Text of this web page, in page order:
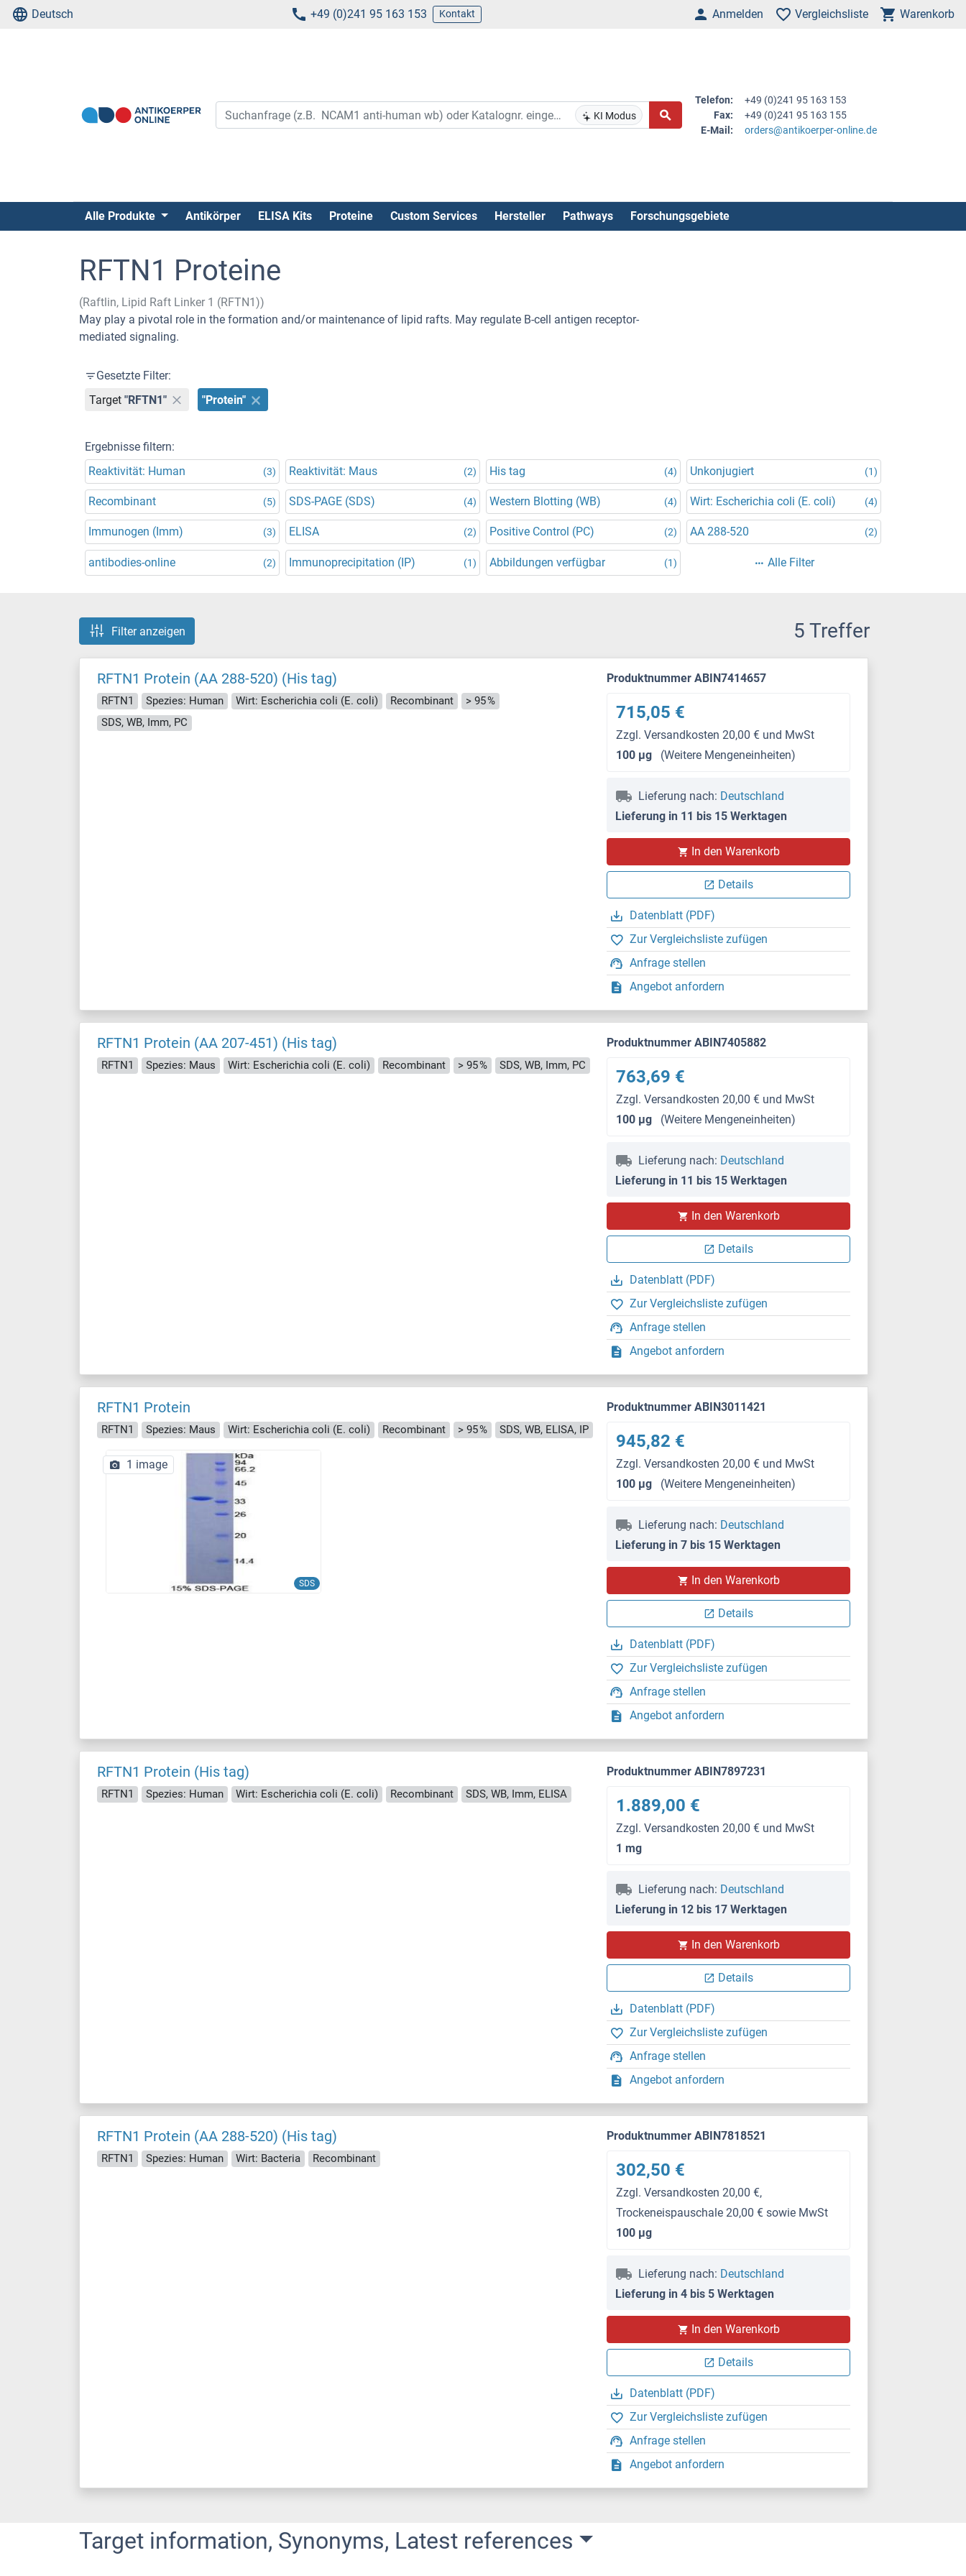
Deutsch +49 (0)241 95 163 153 Kontakt Anmelden Vergleichsliste Warenkorb
KI Modus
Telefon:
+49 (0)241 95 163 153
Fax:
+49 (0)241 95 163 155
E-Mail:
orders@antikoerper-online.de
Alle Produkte Antikörper ELISA Kits Proteine Custom Services Hersteller Pathways Forschungsgebiete
RFTN1 Proteine
(Raftlin, Lipid Raft Linker 1 (RFTN1))
May play a pivotal role in the formation and/or maintenance of lipid rafts. May regulate B-cell antigen receptor-
mediated signaling.
Gesetzte Filter:
Target "RFTN1" "Protein"
Ergebnisse filtern:
Reaktivität: Human
(3) Reaktivität: Maus (2) His tag (4) Unkonjugiert (1)
Recombinant (5) SDS-PAGE (SDS) (4) Western Blotting (WB) (4) Wirt: Escherichia coli (E. coli) (4)
Immunogen (Imm) (3) ELISA (2) Positive Control (PC) (2) AA 288-520 (2)
antibodies-online (2) Immunoprecipitation (IP) (1) Abbildungen verfügbar (1) Alle Filter
Filter anzeigen 5 Treffer
RFTN1 Protein (AA 288-520) (His tag)
RFTN1 Spezies: Human Wirt: Escherichia coli (E. coli) Recombinant
> 95 %
SDS, WB, Imm, PC
Produktnummer ABIN7414657
715,05 €
Zzgl. Versandkosten 20,00 € und MwSt
100 μg
(Weitere Mengeneinheiten)
Lieferung nach: Deutschland
Lieferung in 11 bis 15 Werktagen
In den Warenkorb
Details
Datenblatt (PDF)
Zur Vergleichsliste zufügen
Anfrage stellen
Angebot anfordern
RFTN1 Protein (AA 207-451) (His tag)
RFTN1 Spezies: Maus Wirt: Escherichia coli (E. coli) Recombinant > 95 % SDS, WB, Imm, PC
Produktnummer ABIN7405882
763,69 €
Zzgl. Versandkosten 20,00 € und MwSt
100 μg
(Weitere Mengeneinheiten)
Lieferung nach: Deutschland
Lieferung in 11 bis 15 Werktagen
In den Warenkorb
Details
Datenblatt (PDF)
Zur Vergleichsliste zufügen
Anfrage stellen
Angebot anfordern
RFTN1 Protein
RFTN1 Spezies: Maus Wirt: Escherichia coli (E. coli) Recombinant > 95 % SDS, WB, ELISA, IP
SDS
1 image
Produktnummer ABIN3011421
945,82 €
Zzgl. Versandkosten 20,00 € und MwSt
100 μg
(Weitere Mengeneinheiten)
Lieferung nach: Deutschland
Lieferung in 7 bis 15 Werktagen
In den Warenkorb
Details
Datenblatt (PDF)
Zur Vergleichsliste zufügen
Anfrage stellen
Angebot anfordern
RFTN1 Protein (His tag)
RFTN1 Spezies: Human Wirt: Escherichia coli (E. coli) Recombinant SDS, WB, Imm, ELISA
Produktnummer ABIN7897231
1.889,00 €
Zzgl. Versandkosten 20,00 € und MwSt
1 mg
Lieferung nach: Deutschland
Lieferung in 12 bis 17 Werktagen
In den Warenkorb
Details
Datenblatt (PDF)
Zur Vergleichsliste zufügen
Anfrage stellen
Angebot anfordern
RFTN1 Protein (AA 288-520) (His tag)
RFTN1 Spezies: Human Wirt: Bacteria Recombinant
Produktnummer ABIN7818521
302,50 €
Zzgl. Versandkosten 20,00 €,
Trockeneispauschale 20,00 € sowie MwSt
100 μg
Lieferung nach: Deutschland
Lieferung in 4 bis 5 Werktagen
In den Warenkorb
Details
Datenblatt (PDF)
Zur Vergleichsliste zufügen
Anfrage stellen
Angebot anfordern
Target information, Synonyms, Latest references